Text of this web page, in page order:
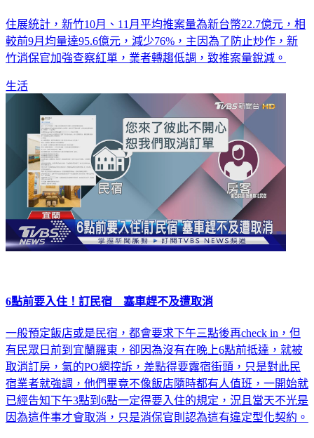
住展統計，新竹10月、11月平均推案量為新台幣22.7億元，相
較前9月均量達95.6億元，減少76%，主因為了防止炒作，新
竹消保官加強查察紅單，業者轉趨低調，致推案量銳減。
生活
6點前要入住！訂民宿 塞車趕不及遭取消
一般預定飯店或是民宿，都會要求下午三點後再check in，但
有民眾日前到宜蘭羅東，卻因為沒有在晚上6點前抵達，就被
取消訂房，氣的PO網控訴，差點得要露宿街頭，只是對此民
宿業者就強調，他們畢竟不像飯店隨時都有人值班，一開始就
已經告知下午3點到6點一定得要入住的規定，況且當天不光是
因為這件事才會取消，只是消保官則認為這有違定型化契約。